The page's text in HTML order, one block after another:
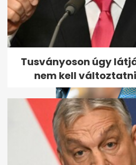
A demencia
nem veszik
közben...
Tusványoson úgy
nem kell